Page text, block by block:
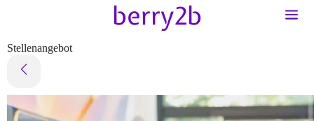
Stellenangebot